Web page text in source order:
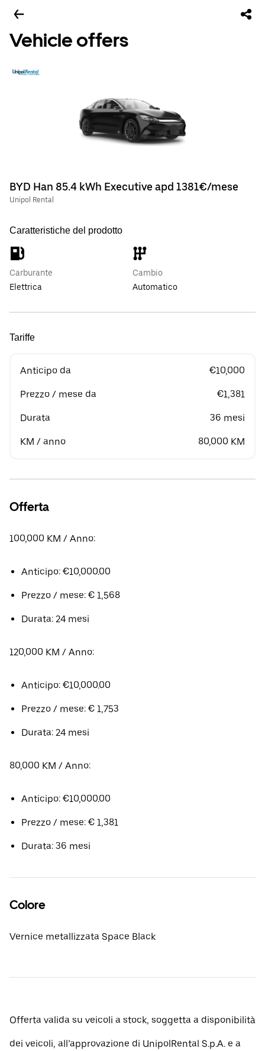
Vehicle offers
BYD Han 85.4 kWh Executive apd 1381€/mese
Unipol Rental
Caratteristiche del prodotto
Carburante
Elettrica
Cambio
Automatico
Tariffe
Anticipo da €10,000
Prezzo / mese da €1,381
Durata 36 mesi
KM / anno 80,000 KM
Offerta
100,000 KM / Anno:
Anticipo: €10,000.00
Prezzo / mese: € 1,568
Durata: 24 mesi
120,000 KM / Anno:
Anticipo: €10,000.00
Prezzo / mese: € 1,753
Durata: 24 mesi
80,000 KM / Anno:
Anticipo: €10,000.00
Prezzo / mese: € 1,381
Durata: 36 mesi
Colore
Vernice metallizzata Space Black
Offerta valida su veicoli a stock, soggetta a disponibilità
dei veicoli, all’approvazione di UnipolRental S.p.A. e a